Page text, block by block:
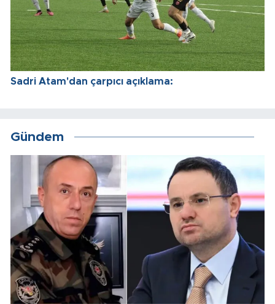
Sadri Atam'dan çarpıcı açıklama:
Gündem